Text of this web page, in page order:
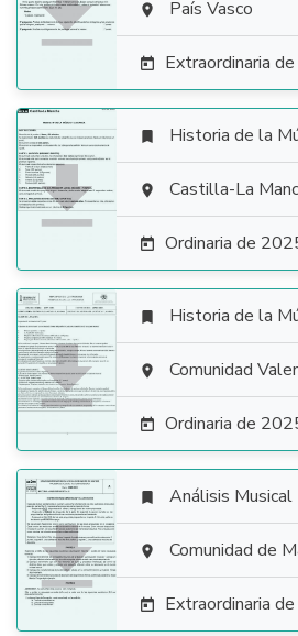
 País Vasco
 Extraordinaria

 Historia de la
 Castilla-La
 Ordinaria de

 Historia de la
 Comunidad
 Ordinaria de

 Análisis Musical
 Comunidad de
 Extraordinaria